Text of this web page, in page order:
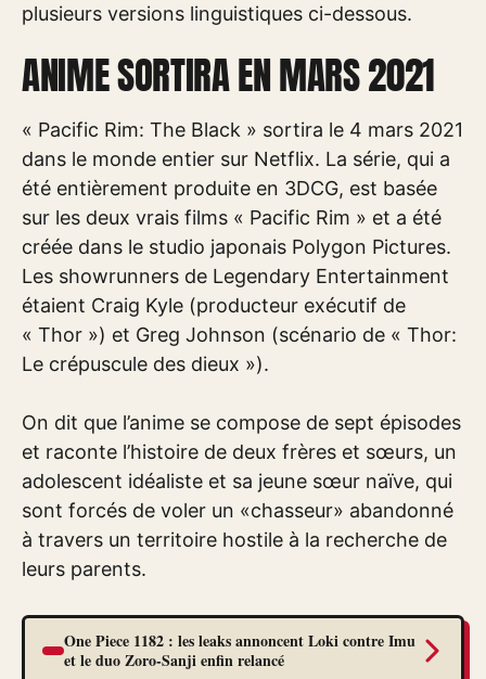
plusieurs versions linguistiques ci-dessous.
ANIME SORTIRA EN MARS 2021
« Pacific Rim: The Black » sortira le 4 mars 2021
dans le monde entier sur Netflix. La série, qui a
été entièrement produite en 3DCG, est basée
sur les deux vrais films « Pacific Rim » et a été
créée dans le studio japonais Polygon Pictures.
Les showrunners de Legendary Entertainment
étaient Craig Kyle (producteur exécutif de
« Thor ») et Greg Johnson (scénario de « Thor:
Le crépuscule des dieux »).
On dit que l’anime se compose de sept épisodes
et raconte l’histoire de deux frères et sœurs, un
adolescent idéaliste et sa jeune sœur naïve, qui
sont forcés de voler un «chasseur» abandonné
à travers un territoire hostile à la recherche de
leurs parents.
One Piece 1182 : les leaks annoncent Loki contre Imu
et le duo Zoro-Sanji enfin relancé